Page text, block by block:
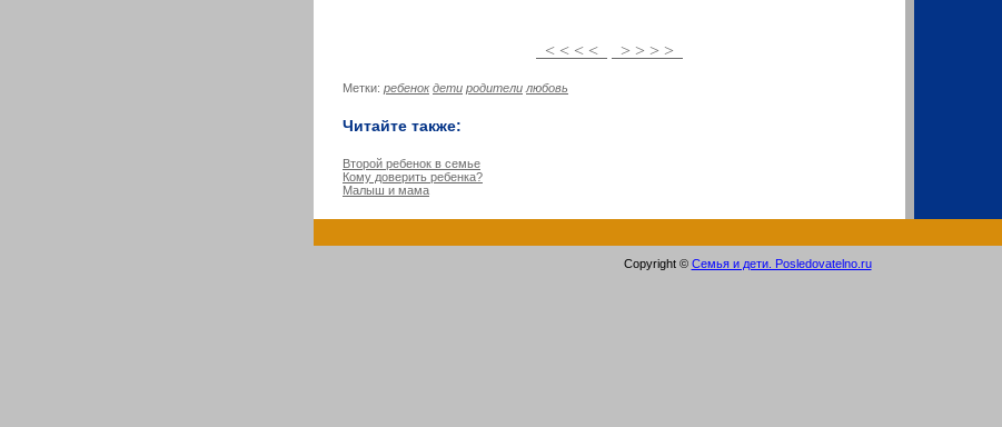
< < < < > > > >
Метки: ребенок дети родители любовь
Читайте также:
Второй ребенок в семье
Кому доверить ребенка?
Малыш и мама
Copyright © Семья и дети. Posledovatelno.ru